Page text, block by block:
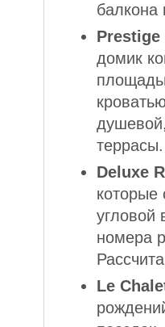
балкона
Prestige
домик
Deluxe
которые
угловой
номера
Le